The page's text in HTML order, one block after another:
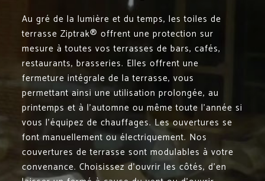
Au gré de la lumière et du temps, les toiles de
terrasse Ziptrak® offrent une protection sur
mesure à toutes vos terrasses de bars, cafés,
restaurants, brasseries. Elles offrent une
fermeture intégrale de la terrasse, vous
permettant ainsi une utilisation prolongée, au
printemps et à l’automne ou même toute l’année si
vous l’équipez de chauffages. Les ouvertures se
font manuellement ou électriquement. Nos
couvertures de terrasse sont modulables à votre
convenance. Choisissez d’ouvrir les côtés, d’en